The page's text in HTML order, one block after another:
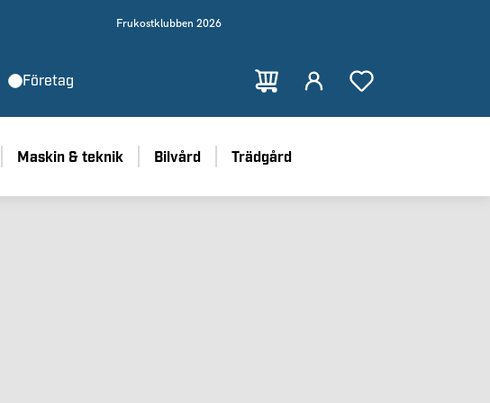
Frukostklubben 2026
Företag
Maskin & teknik Bilvård Trädgård